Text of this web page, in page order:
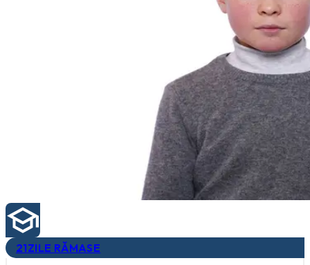
21ZILE RĂMASE